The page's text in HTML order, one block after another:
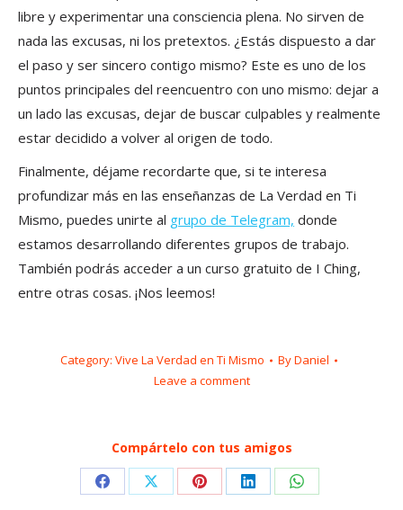
libre y experimentar una consciencia plena. No sirven de
nada las excusas, ni los pretextos. ¿Estás dispuesto a dar
el paso y ser sincero contigo mismo? Este es uno de los
puntos principales del reencuentro con uno mismo: dejar a
un lado las excusas, dejar de buscar culpables y realmente
estar decidido a volver al origen de todo.
Finalmente, déjame recordarte que, si te interesa
profundizar más en las enseñanzas de La Verdad en Ti
Mismo, puedes unirte al grupo de Telegram, donde
estamos desarrollando diferentes grupos de trabajo.
También podrás acceder a un curso gratuito de I Ching,
entre otras cosas. ¡Nos leemos!
Category: Vive La Verdad en Ti Mismo ByDaniel
Leave a comment
Compártelo con tus amigos
Share Share Share Share Share